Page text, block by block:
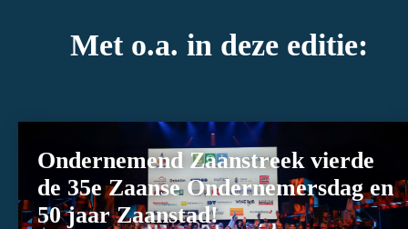
Met o.a. in deze editie:
Ondernemend Zaanstreek vierde
de 35e Zaanse Ondernemersdag en
50 jaar Zaanstad!